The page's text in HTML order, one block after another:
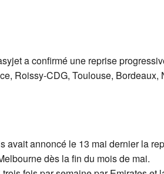
a confirmé une reprise
Roissy-CDG, Toulouse, Bordeaux,
avait annoncé le 13 mai dernier la
dès la fin du mois de mai.